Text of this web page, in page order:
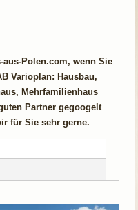
Polen.com, wenn Sie
Varioplan: Hausbau,
Mehrfamilienhaus
Partner gegoogelt
für Sie sehr gerne.